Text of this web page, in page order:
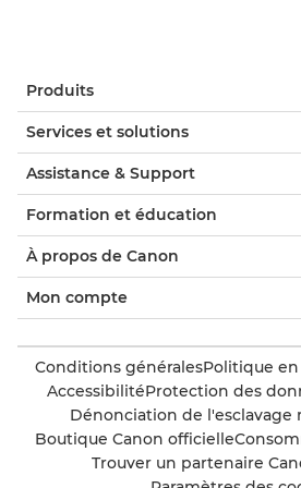
Produits
Services et solutions
Assistance & Support
Formation et éducation
À propos de Canon
Mon compte
Conditions généralesPolitique
AccessibilitéProtection des
Dénonciation de l'esclavage
Boutique Canon officielle
Trouver un partenaire